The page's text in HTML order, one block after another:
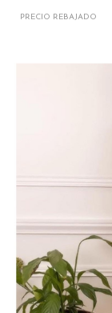
PRECIO REBAJADO